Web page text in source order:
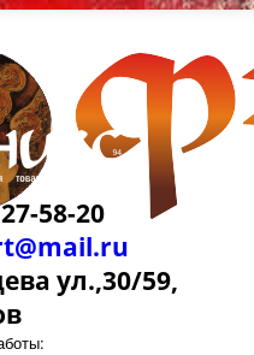
58-20
ул.,30/59,